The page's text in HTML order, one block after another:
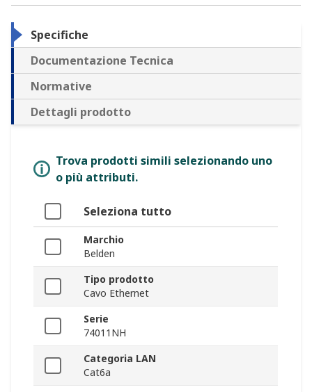
Specifiche
Documentazione Tecnica
Normative
Dettagli prodotto
Trova prodotti simili selezionando uno
o più attributi.
Seleziona tutto
Marchio
Belden
Tipo prodotto
Cavo Ethernet
Serie
74011NH
Categoria LAN
Cat6a